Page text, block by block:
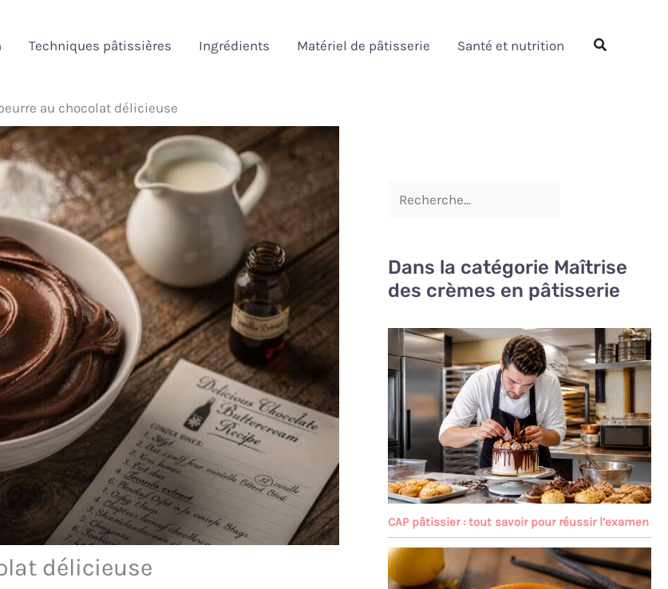
Techniques pâtissières Ingrédients Matériel de pâtisserie Santé et nutrition Rechercher
au chocolat délicieuse
délicieuse
Dans la catégorie Maîtrise
des crèmes en pâtisserie
CAP pâtissier : tout savoir pour réussir l’examen